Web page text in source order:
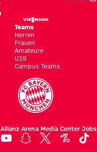
Teams
Herren
Frauen
Amateure
U19
Campus Teams
Allianz Arena Media Center Jobs